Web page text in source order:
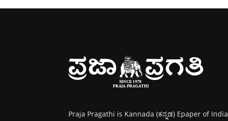
Praja Pragathi is Kannada (ಕನ್ನಡ) Epaper of India